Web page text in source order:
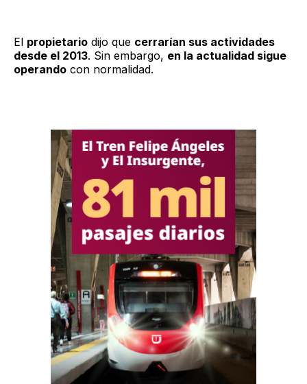
El propietario dijo que cerrarían sus actividades
desde el 2013. Sin embargo, en la actualidad sigue
operando con normalidad.